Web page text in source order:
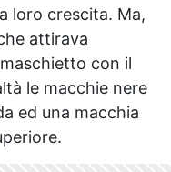
loro crescita. Ma,
attirava
con il
le macchie nere
ed una macchia